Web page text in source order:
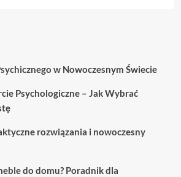
w Nowoczesnym Świecie
Psychologiczne – Jak Wybrać
rozwiązania i nowoczesny
do domu? Poradnik dla